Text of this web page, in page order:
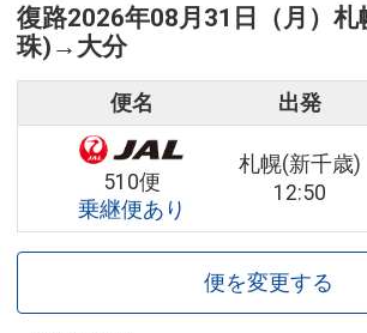
復路2026年08月31日（月） 札
珠) → 大分
便名 出発
510便
乗継便あり
札幌(新千歳)
12:50
便を変更する